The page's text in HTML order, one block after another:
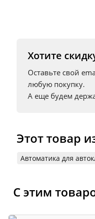
- простое
- пассивная
Устройство
Так же блок имеет
количеством 7-
Хотите
Оставьте свой
любую покупку.
А еще будем
Этот товар
Автоматика для
С этим